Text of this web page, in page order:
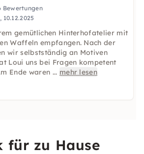
Bewertungen
10.12.2025
gemütlichen Hinterhofatelier mit
Waffeln empfangen. Nach der
wir selbstständig an Motiven
Loui uns bei Fragen kompetent
Ende waren ... mehr lesen
für zu Hause